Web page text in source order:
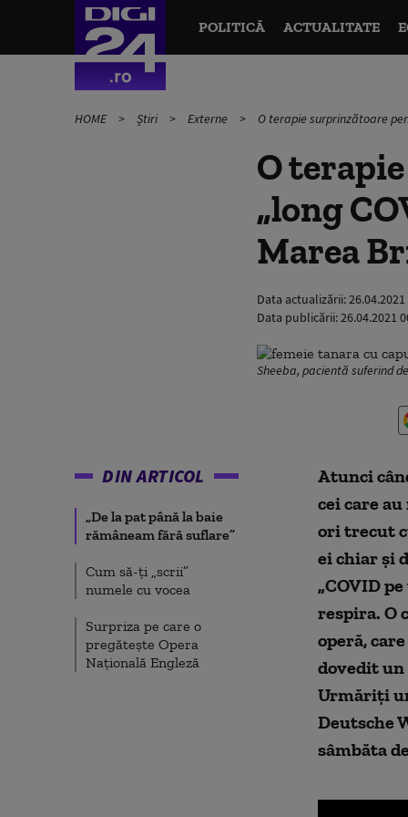
POLITICĂ ACTUALITATE
HOME Știri Externe O terapie surprinzătoare
O
„long
Marea
Data actualizării:
Data publicării:26.04.2021
Sheeba, pacientă suferind
DIN ARTICOL
„De la pat până la baie
rămâneam fără suflare”
Cum să-ți „scrii”
numele cu vocea
Surpriza pe care o
pregătește Opera
Națională Engleză
Atunci
cei care
ori trecut
ei chiar și
„COVID
respira. O
operă,
dovedit un
Urmăriți
Deutsche
sâmbăta